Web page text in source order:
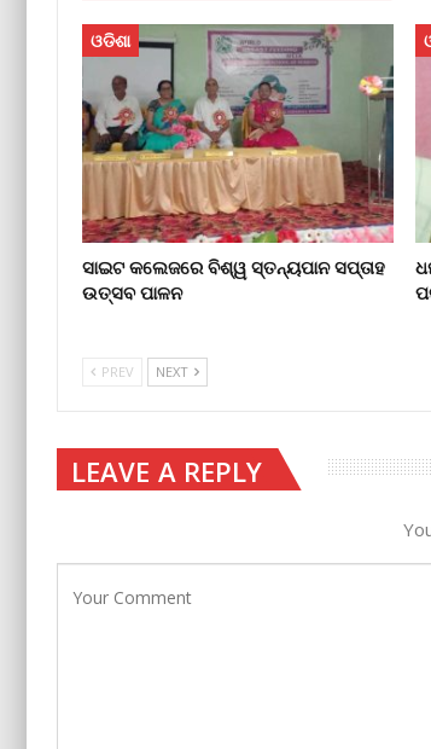
ଓଡିଶା
ସାଇଟ କଲେଜରେ ବିଶ୍ୱ ସ୍ତନ୍ୟପାନ ସପ୍ତାହ
ଉତ୍ସବ ପାଳନ
PREV NEXT
LEAVE A REPLY